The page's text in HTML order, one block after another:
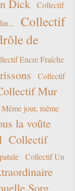
Dick
Collectif
Collectif
de
Encre Fraîche
Collectif
Mur
jour, même
la voûte
Collectif
Collectif Un
Sorg